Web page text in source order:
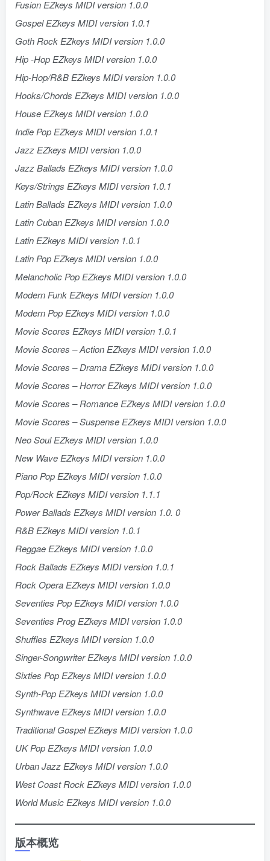
Fusion EZkeys MIDI version 1.0.0
Gospel EZkeys MIDI version 1.0.1
Goth Rock EZkeys MIDI version 1.0.0
Hip -Hop EZkeys MIDI version 1.0.0
Hip-Hop/R&B EZkeys MIDI version 1.0.0
Hooks/Chords EZkeys MIDI version 1.0.0
House EZkeys MIDI version 1.0.0
Indie Pop EZkeys MIDI version 1.0.1
Jazz EZkeys MIDI version 1.0.0
Jazz Ballads EZkeys MIDI version 1.0.0
Keys/Strings EZkeys MIDI version 1.0.1
Latin Ballads EZkeys MIDI version 1.0.0
Latin Cuban EZkeys MIDI version 1.0.0
Latin EZkeys MIDI version 1.0.1
Latin Pop EZkeys MIDI version 1.0.0
Melancholic Pop EZkeys MIDI version 1.0.0
Modern Funk EZkeys MIDI version 1.0.0
Modern Pop EZkeys MIDI version 1.0.0
Movie Scores EZkeys MIDI version 1.0.1
Movie Scores – Action EZkeys MIDI version 1.0.0
Movie Scores – Drama EZkeys MIDI version 1.0.0
Movie Scores – Horror EZkeys MIDI version 1.0.0
Movie Scores – Romance EZkeys MIDI version 1.0.0
Movie Scores – Suspense EZkeys MIDI version 1.0.0
Neo Soul EZkeys MIDI version 1.0.0
New Wave EZkeys MIDI version 1.0.0
Piano Pop EZkeys MIDI version 1.0.0
Pop/Rock EZkeys MIDI version 1.1.1
Power Ballads EZkeys MIDI version 1.0. 0
R&B EZkeys MIDI version 1.0.1
Reggae EZkeys MIDI version 1.0.0
Rock Ballads EZkeys MIDI version 1.0.1
Rock Opera EZkeys MIDI version 1.0.0
Seventies Pop EZkeys MIDI version 1.0.0
Seventies Prog EZkeys MIDI version 1.0.0
Shuffles EZkeys MIDI version 1.0.0
Singer-Songwriter EZkeys MIDI version 1.0.0
Sixties Pop EZkeys MIDI version 1.0.0
Synth-Pop EZkeys MIDI version 1.0.0
Synthwave EZkeys MIDI version 1.0.0
Traditional Gospel EZkeys MIDI version 1.0.0
UK Pop EZkeys MIDI version 1.0.0
Urban Jazz EZkeys MIDI version 1.0.0
West Coast Rock EZkeys MIDI version 1.0.0
World Music EZkeys MIDI version 1.0.0
版本概览